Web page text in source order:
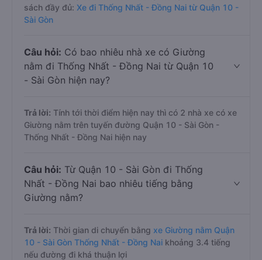
sách đầy đủ: Xe đi Thống Nhất - Đồng Nai từ Quận 10 -
Sài Gòn
Câu hỏi: Có bao nhiêu nhà xe có Giường
nằm đi Thống Nhất - Đồng Nai từ Quận 10
- Sài Gòn hiện nay?
Trả lời: Tính tới thời điểm hiện nay thì có 2 nhà xe có xe
Giường nằm trên tuyến đường Quận 10 - Sài Gòn -
Thống Nhất - Đồng Nai hiện nay
Câu hỏi: Từ Quận 10 - Sài Gòn đi Thống
Nhất - Đồng Nai bao nhiêu tiếng bằng
Giường nằm?
Trả lời: Thời gian di chuyển bằng xe Giường nằm Quận
10 - Sài Gòn Thống Nhất - Đồng Nai khoảng 3.4 tiếng
nếu đường đi khá thuận lợi